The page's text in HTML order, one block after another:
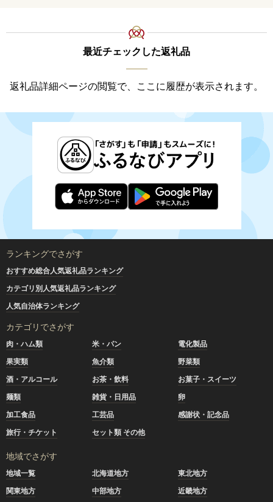
最近チェックした返礼品
返礼品詳細ページの閲覧で、ここに履歴が表示されます。
ランキングでさがす
おすすめ総合人気返礼品ランキング
カテゴリ別人気返礼品ランキング
人気自治体ランキング
カテゴリでさがす
肉・ハム類 米・パン
電化製品
果実類
魚介類
野菜類
酒・アルコール
お茶・飲料
お菓子・スイーツ
麺類
雑貨・日用品
卵
加工食品
工芸品
感謝状・記念品
旅行・チケット
セット類 その他
地域でさがす
地域一覧 北海道地方
東北地方
関東地方
中部地方
近畿地方